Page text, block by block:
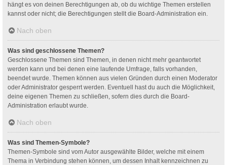
hängt es von deinen Berechtigungen ab, ob du wichtige Themen erstellen
kannst oder nicht; die Berechtigungen stellt die Board-Administration ein.
Nach oben
Was sind geschlossene Themen?
Geschlossene Themen sind Themen, in denen nicht mehr geantwortet
werden kann und bei denen eine laufende Umfrage, falls vorhanden,
beendet wurde. Themen können aus vielen Gründen durch einen Moderator
oder Administrator gesperrt werden. Eventuell hast du auch die Möglichkeit,
deine eigenen Themen zu schließen, sofern dies durch die Board-
Administration erlaubt wurde.
Nach oben
Was sind Themen-Symbole?
Themen-Symbole sind vom Autor ausgewählte Bilder, welche mit einem
Thema in Verbindung stehen können, um dessen Inhalt kennzeichnen zu